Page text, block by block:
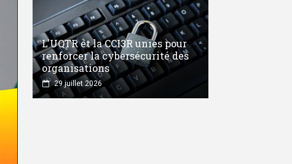
L'UQTR et la CCI3R unies pour
renforcer la cybersécurité des
organisations
29 juillet 2026